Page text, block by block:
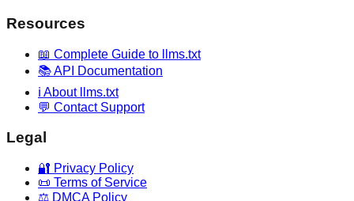
Resources
📖 Complete Guide to llms.txt
📚 API Documentation
ℹ️ About llms.txt
💬 Contact Support
Legal
🔐 Privacy Policy
📜 Terms of Service
⚖️ DMCA Policy